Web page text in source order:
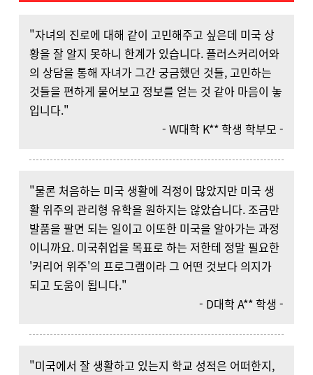
"자녀의 진로에 대해 같이 고민해주고 싶은데 미국 상
황을 잘 알지 못하니 한계가 있습니다. 플러스커리어와
의 상담을 통해 자녀가 그간 궁금했던 것들, 고민하는
것들을 편하게 물어보고 정보를 얻는 것 같아 마음이 놓
입니다."
- W대학 K** 학생 학부모 -
"물론 처음하는 미국 생활에 걱정이 많았지만 미국 생
활 위주의 관리형 유학을 원하지는 않았습니다. 조금만
발품을 팔면 되는 일이고 이또한 미국을 알아가는 과정
이니까요. 미국취업을 목표로 하는 저한테 정말 필요한
'커리어 위주'의 프로그램이라 그 어떤 것보다 의지가
되고 도움이 됩니다."
- D대학 A** 학생 -
"미국에서 잘 생활하고 있는지 학교 성적은 어떠한지,